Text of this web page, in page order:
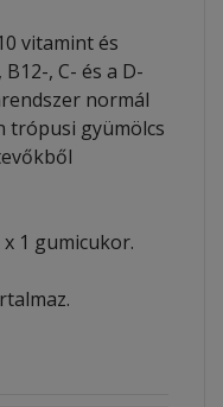
vitamint és
B12-, C- és a D-
normál
trópusi gyümölcs
1 gumicukor.